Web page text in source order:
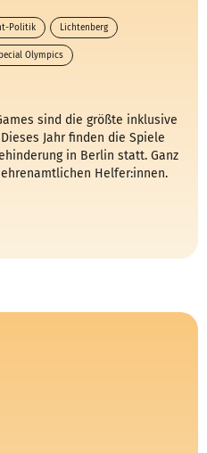
Politik Lichtenberg
Olympics
sind die größte inklusive
Jahr finden die Spiele
in Berlin statt. Ganz
Helfer:innen.